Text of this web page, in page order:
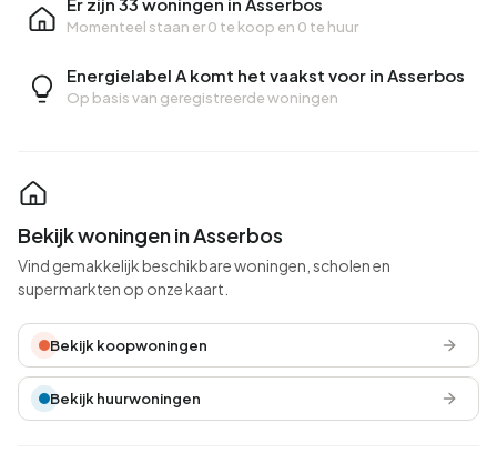
Momenteel staan er0 te koop en 0 te huur
Energielabel A komt het vaakst voor in Asserbos
Op basis van geregistreerde woningen
Bekijk woningen in Asserbos
Vind gemakkelijk beschikbare woningen, scholen en
supermarkten op onze kaart.
Bekijk koopwoningen
Bekijk huurwoningen